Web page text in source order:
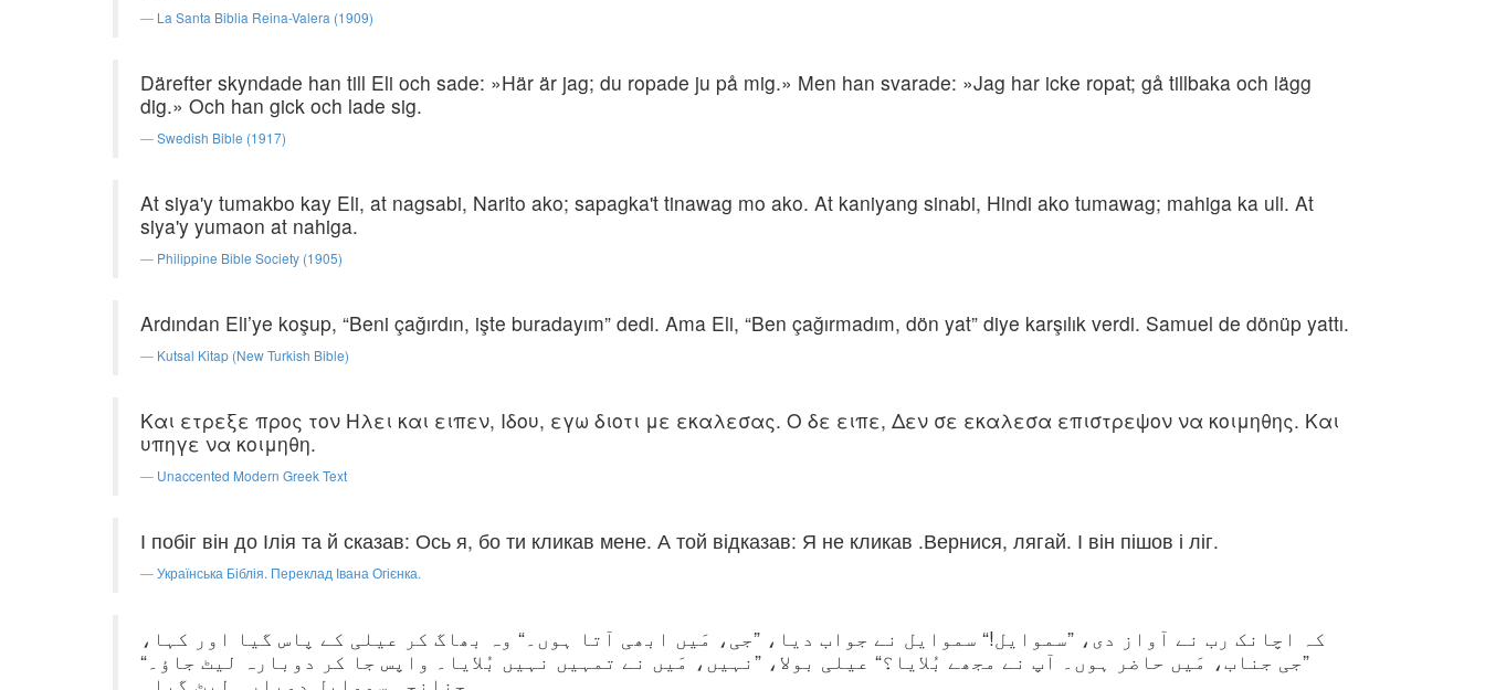
La Santa Biblia Reina-Valera (1909)
Därefter skyndade han till Eli och sade: »Här är jag; du ropade ju på mig.» Men han svarade: »Jag har icke ropat; gå tillbaka och lägg
dig.» Och han gick och lade sig.
Swedish Bible (1917)
At siya'y tumakbo kay Eli, at nagsabi, Narito ako; sapagka't tinawag mo ako. At kaniyang sinabi, Hindi ako tumawag; mahiga ka uli. At
siya'y yumaon at nahiga.
Philippine Bible Society (1905)
Ardından Eli’ye koşup, “Beni çağırdın, işte buradayım” dedi. Ama Eli, “Ben çağırmadım, dön yat” diye karşılık verdi. Samuel de dönüp yattı.
Kutsal Kitap (New Turkish Bible)
Και ετρεξε προς τον Ηλει και ειπεν, Ιδου, εγω διοτι με εκαλεσας. Ο δε ειπε, Δεν σε εκαλεσα επιστρεψον να κοιμηθης. Και
υπηγε να κοιμηθη.
Unaccented Modern Greek Text
І побіг він до Ілія та й сказав: Ось я, бо ти кликав мене. А той відказав: Я не кликав .Вернися, лягай. І він пішов і ліг.
Українська Біблія. Переклад Івана Огієнка.
کہ اچانک رب نے آواز دی، ”سموایل!“ سموایل نے جواب دیا، ”جی، مَیں ابھی آتا ہوں۔“ وہ بھاگ کر عیلی کے پاس گیا اور کہا،
”جی جناب، مَیں حاضر ہوں۔ آپ نے مجھے بُلایا؟“ عیلی بولا، ”نہیں، مَیں نے تمہیں نہیں بُلایا۔ واپس جا کر دوبارہ لیٹ جاؤ۔“
چنانچہ سموایل دوبارہ لیٹ گیا۔